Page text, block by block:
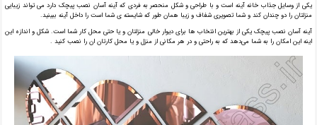
یکی از وسایل جذاب خانه آینه است و با طراحی و شکل منحصر به فردی که آینه آسان نصب پیچک دارد می تواند زیبایی
منزلتان را دو چندان کند و شما تصویری شفاف و زیبا همان طور که شایسته ی شما است را داخل آینه ببینید.
آینه آسان نصب پیچک یکی از بهترین انتخاب ها برای دیوار خالی منزلتان و یا حتی محل کار شما است. شکل و اندازه این
اینه این امکان را به شما می‌دهد که به راحتی و در هر مکانی از منزل و یا محل کارتان ان را نصب کنید .